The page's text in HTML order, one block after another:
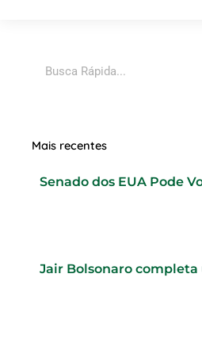
Mais recentes
Senado dos EUA Pode
Jair Bolsonaro completa